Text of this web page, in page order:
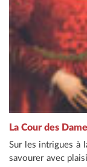
La Cour des
Sur les intrigues à
savourer avec